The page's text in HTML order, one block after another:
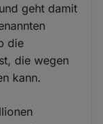
geht damit
die
die wegen
kann.